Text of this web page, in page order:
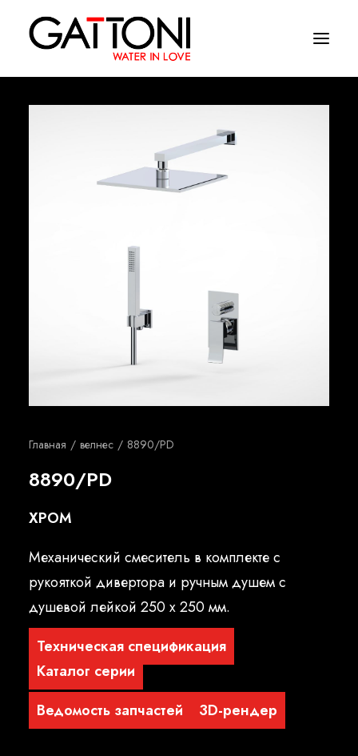
Oружающая среда
Главная велнес 8890/PD
8890/PD
XPOM
Механический смеситель в комплекте с
рукояткой дивертора и ручным душем с
душевой лейкой 250 x 250 мм.
Техническая спецификация
Каталог серии
Ведомость запчастей
3D-рендер